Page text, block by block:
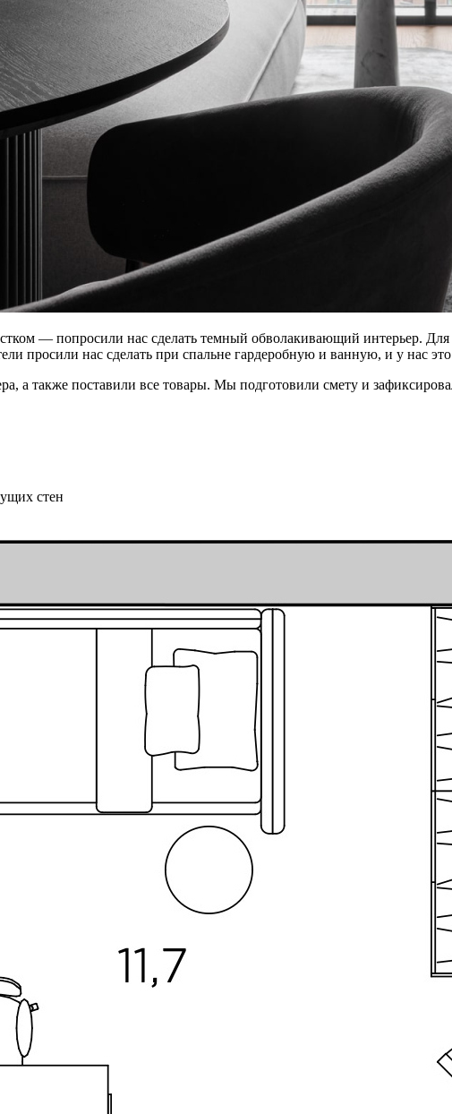
— попросили нас сделать темный обволакивающий интерьер. Для
просили нас сделать при спальне гардеробную и ванную, и у нас
а также поставили все товары. Мы подготовили смету и
стен